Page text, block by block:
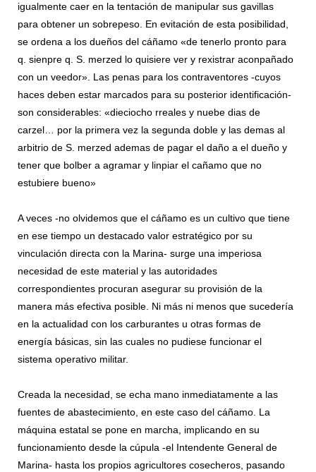
igualmente caer en la tentación de manipular sus gavillas
para obtener un sobrepeso. En evitación de esta posibilidad,
se ordena a los dueños del cáñamo «de tenerlo pronto para
q. sienpre q. S. merzed lo quisiere ver y rexistrar aconpañado
con un veedor». Las penas para los contraventores -cuyos
haces deben estar marcados para su posterior identificación-
son considerables: «dieciocho rreales y nuebe dias de
carzel… por la primera vez la segunda doble y las demas al
arbitrio de S. merzed ademas de pagar el daño a el dueño y
tener que bolber a agramar y linpiar el cañamo que no
estubiere bueno»
A veces -no olvidemos que el cáñamo es un cultivo que tiene
en ese tiempo un destacado valor estratégico por su
vinculación directa con la Marina- surge una imperiosa
necesidad de este material y las autoridades
correspondientes procuran asegurar su provisión de la
manera más efectiva posible. Ni más ni menos que sucedería
en la actualidad con los carburantes u otras formas de
energía básicas, sin las cuales no pudiese funcionar el
sistema operativo militar.
Creada la necesidad, se echa mano inmediatamente a las
fuentes de abastecimiento, en este caso del cáñamo. La
máquina estatal se pone en marcha, implicando en su
funcionamiento desde la cúpula -el Intendente General de
Marina- hasta los propios agricultores cosecheros, pasando